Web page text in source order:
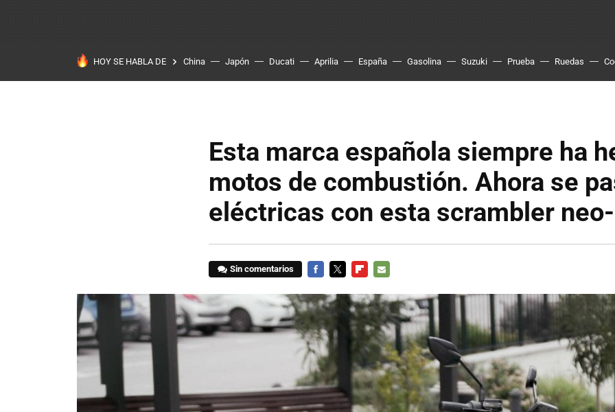
HOY SE HABLA DE China Japón Ducati Aprilia España Gasolina Suzuki Prueba Ruedas
Esta marca española siempre ha
motos de combustión. Ahora se
eléctricas con esta scrambler
Sin comentarios
MAIL